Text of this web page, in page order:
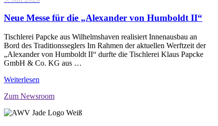
Neue Messe für die „Alexander von Humboldt II“
Tischlerei Papcke aus Wilhelmshaven realisiert Innenausbau an
Bord des Traditionsseglers Im Rahmen der aktuellen Werftzeit der
„Alexander von Humboldt II“ durfte die Tischlerei Klaus Papcke
GmbH & Co. KG aus …
Weiterlesen
Zum Newsroom